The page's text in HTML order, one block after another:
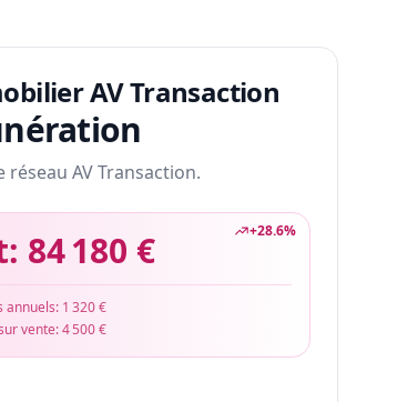
AV Transaction
AV Transaction.
+28.6%
84 180 €
annuels: 1 320 €
vente:4 500 €